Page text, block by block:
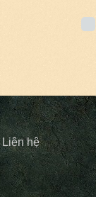
Liên hệ